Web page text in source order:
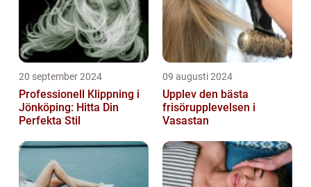
20 september 2024
Professionell Klippning i
Jönköping: Hitta Din
Perfekta Stil
09 augusti 2024
Upplev den bästa
frisörupplevelsen i
Vasastan